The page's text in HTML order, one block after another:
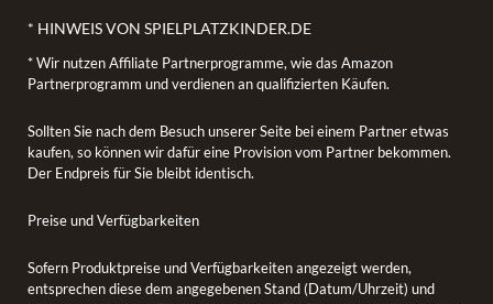
* HINWEIS VON SPIELPLATZKINDER.DE
* Wir nutzen Affiliate Partnerprogramme, wie das Amazon
Partnerprogramm und verdienen an qualifizierten Käufen.
Sollten Sie nach dem Besuch unserer Seite bei einem Partner etwas
kaufen, so können wir dafür eine Provision vom Partner bekommen.
Der Endpreis für Sie bleibt identisch.
Preise und Verfügbarkeiten
Sofern Produktpreise und Verfügbarkeiten angezeigt werden,
entsprechen diese dem angegebenen Stand (Datum/Uhrzeit) und